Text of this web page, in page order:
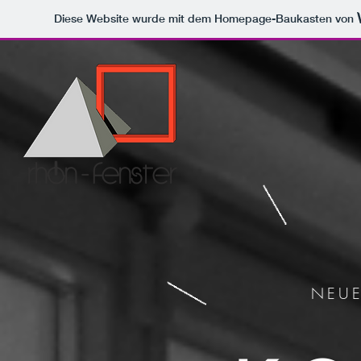
Diese Website wurde mit dem Homepage-Baukasten von
rhÖn-fenster